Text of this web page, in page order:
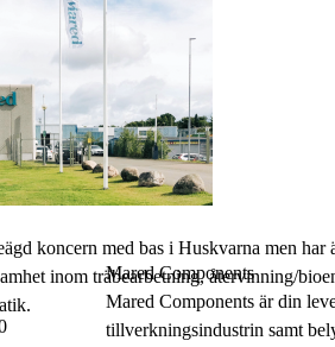
koncern med bas i Huskvarna men
inom träbearbetning, återvinning/
integritetspolicy*
Mared Components
Mared Components är din
tillverkningsindustrin samt